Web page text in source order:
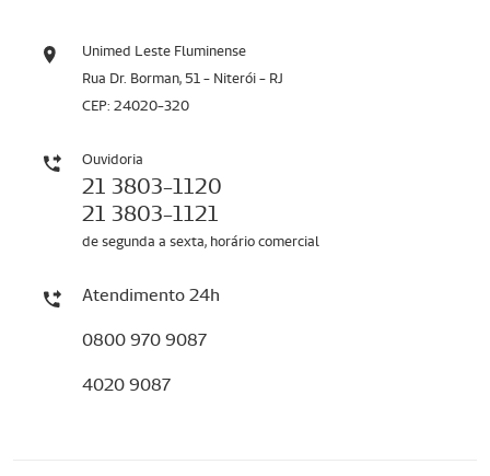
Unimed Leste Fluminense
Rua Dr. Borman, 51 - Niterói - RJ
CEP: 24020-320
Ouvidoria
21 3803-1120
21 3803-1121
de segunda a sexta, horário comercial
Atendimento 24h
0800 970 9087
4020 9087